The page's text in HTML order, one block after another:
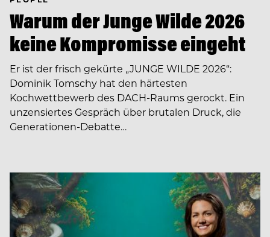
Warum der Junge Wilde 2026
keine Kompromisse eingeht
Er ist der frisch gekürte „JUNGE WILDE 2026“:
Dominik Tomschy hat den härtesten
Kochwettbewerb des DACH-Raums gerockt. Ein
unzensiertes Gespräch über brutalen Druck, die
Generationen-Debatte…